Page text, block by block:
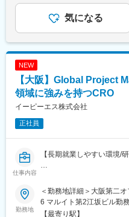
コニカミノルタジャパン
である情報機器、医療機
ス提供を行う日本国内の
の技術やノウハウを活用
変更の範囲：会社の定める
■働き方
年休124日、フルフレッ
業時間の抑制などがあり
■組織構成
配属先には6名が在籍。課
名（全て男性）の構成とな
慮した上で、期末の人事
入社して1～2週間は座学
を深め、その後は先輩社員
きます。
＞有＜残業手当＞有＜給
上、決定します。■昇給
昨年度実績4.8ヶ月※都市
40,000円）【年収例】
手当＋賞与）賃金はあく
す。
気になる
NEW
【大阪】Global Project
領域に強みを持つCRO
イーピーエス株式会社
正社員
仕事内容
【長期就業しやすい環境/
・海外製薬会社・バイオ
ロジェクト（企業治験、
床研究）の進捗、品質、
勤務地
＜勤務地詳細＞大阪第二
6 マルイト第2江坂ビル勤
対策：屋内全面禁煙変更
【最寄り駅】